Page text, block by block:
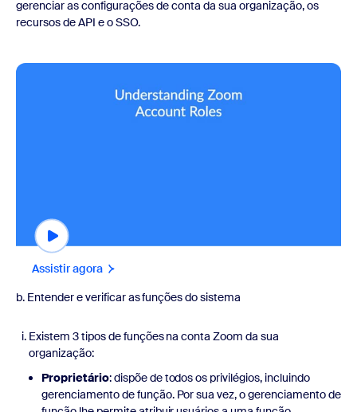
gerenciar as configurações de conta da sua organização, os
recursos de API e o SSO.
b. Entender e verificar as funções do sistema
Existem 3 tipos de funções na conta Zoom da sua
organização:
Proprietário: dispõe de todos os privilégios, incluindo
gerenciamento de função. Por sua vez, o gerenciamento de
Assistir agora